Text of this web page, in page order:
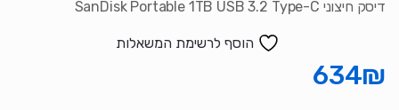
דיסק חיצוני SanDisk Portable 1TB USB 3.2 Type-C
הוסף לרשימת המשאלות
634₪